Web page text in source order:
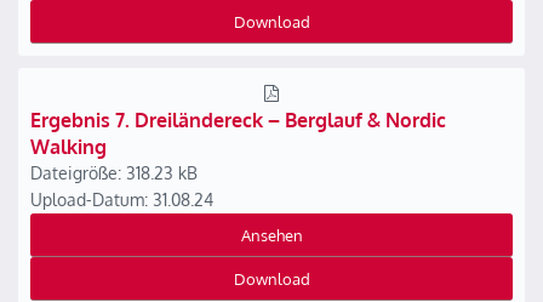
Download
Ergebnis 7. Dreiländereck – Berglauf & Nordic
Walking
Dateigröße: 318.23 kB
Upload-Datum: 31.08.24
Ansehen
Download